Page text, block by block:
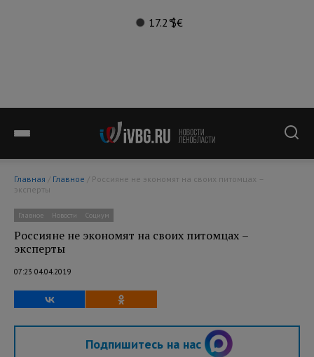
17.2°$€
Главная / Главное
эксперты
Главное Новости Социум
Россияне не экономят на своих питомцах –
эксперты
07:23 04.04.2019
Подпишитесь на нас